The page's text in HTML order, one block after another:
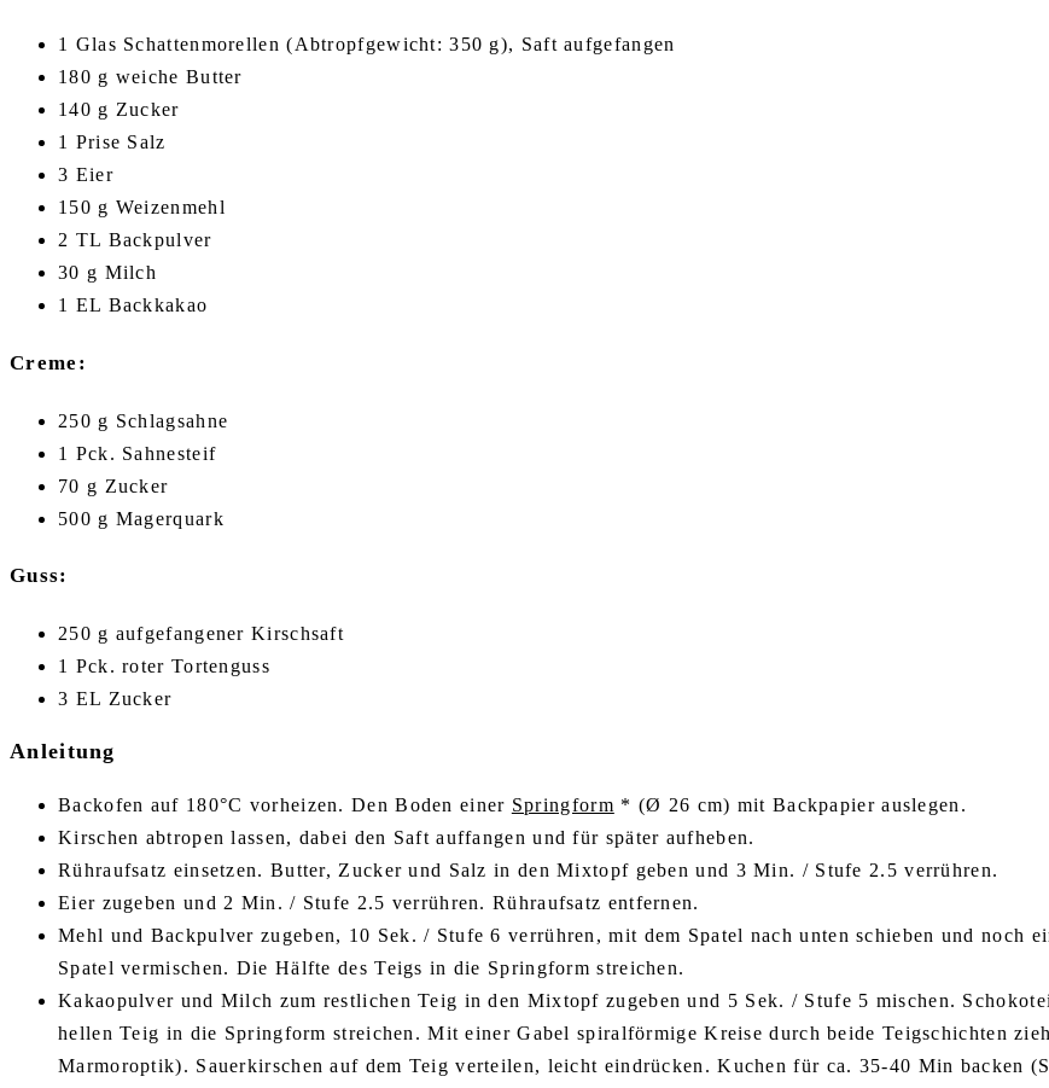
1 Glas Schattenmorellen (Abtropfgewicht: 350 g), Saft aufgefangen
180 g weiche Butter
140 g Zucker
1 Prise Salz
3 Eier
150 g Weizenmehl
2 TL Backpulver
30 g Milch
1 EL Backkakao
Creme:
250 g Schlagsahne
1 Pck. Sahnesteif
70 g Zucker
500 g Magerquark
Guss:
250 g aufgefangener Kirschsaft
1 Pck. roter Tortenguss
3 EL Zucker
Anleitung
Backofen auf 180°C vorheizen. Den Boden einer Springform * (Ø 26 cm) mit Backpapier auslegen.
Kirschen abtropen lassen, dabei den Saft auffangen und für später aufheben.
Rühraufsatz einsetzen. Butter, Zucker und Salz in den Mixtopf geben und 3 Min. / Stufe 2.5 verrühren.
Eier zugeben und 2 Min. / Stufe 2.5 verrühren. Rühraufsatz entfernen.
Mehl und Backpulver zugeben, 10 Sek. / Stufe 6 verrühren, mit dem Spatel nach unten schieben und noch
Spatel vermischen. Die Hälfte des Teigs in die Springform streichen.
Kakaopulver und Milch zum restlichen Teig in den Mixtopf zugeben und 5 Sek. / Stufe 5 mischen.
hellen Teig in die Springform streichen. Mit einer Gabel spiralförmige Kreise durch beide Teigschichten
Marmoroptik). Sauerkirschen auf dem Teig verteilen, leicht eindrücken. Kuchen für ca. 35-40 Min backen